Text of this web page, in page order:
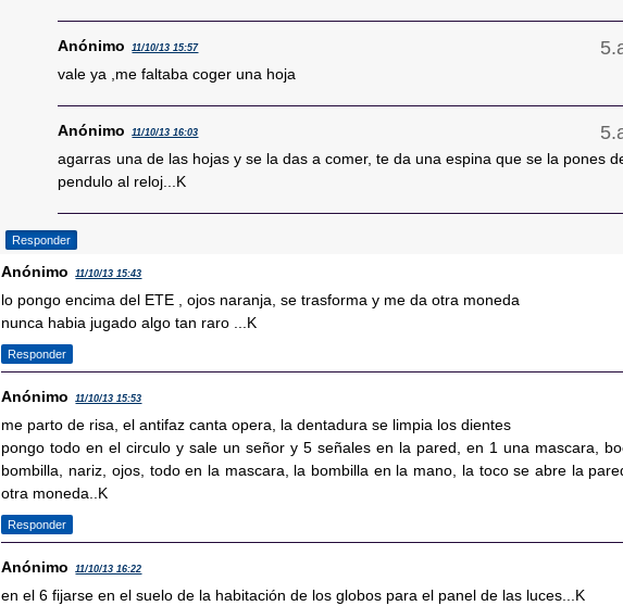
Anónimo 11/10/13 15:57
vale ya ,me faltaba coger una hoja
Anónimo 11/10/13 16:03
agarras una de las hojas y se la das a comer, te da una espina que se la pones
pendulo al reloj...K
Responder
Anónimo 11/10/13 15:43
lo pongo encima del ETE , ojos naranja, se trasforma y me da otra moneda
nunca habia jugado algo tan raro ...K
Responder
Anónimo 11/10/13 15:53
me parto de risa, el antifaz canta opera, la dentadura se limpia los dientes
pongo todo en el circulo y sale un señor y 5 señales en la pared, en 1 una mascara,
bombilla, nariz, ojos, todo en la mascara, la bombilla en la mano, la toco se abre la
otra moneda..K
Responder
Anónimo 11/10/13 16:22
en el 6 fijarse en el suelo de la habitación de los globos para el panel de las luces...K